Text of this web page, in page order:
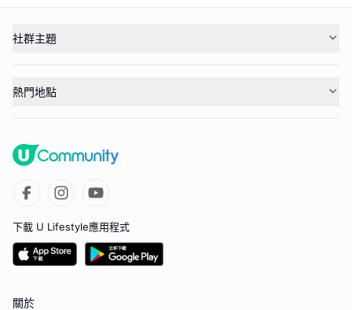
社群主題
熱門地點
下載 U Lifestyle應用程式
關於